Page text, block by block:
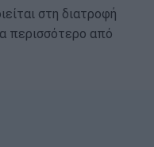
στη διατροφή
περισσότερο από